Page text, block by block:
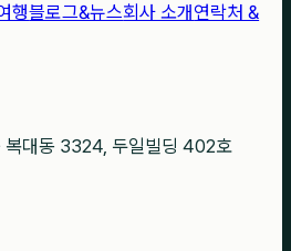
행블로그&뉴스회사 소개 연락처 &
복대동 3324, 두일빌딩 402호